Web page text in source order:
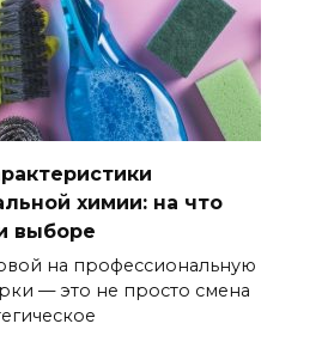
химии: на что
выборе
на профессиональную
— это не просто смена